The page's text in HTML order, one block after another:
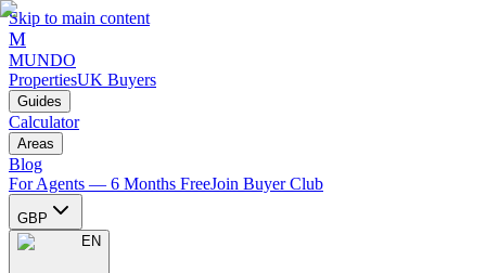
Skip to main content
M
MUNDO
PropertiesUK Buyers
Guides
Calculator
Areas
Blog
For Agents — 6 Months FreeJoin Buyer Club
GBP
EN